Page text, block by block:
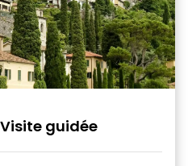
guidée